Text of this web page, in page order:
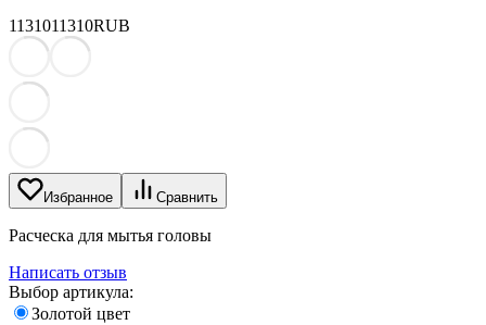
1131011310RUB
Избранное Сравнить
Расческа для мытья головы
Написать отзыв
Выбор артикула:
Золотой цвет